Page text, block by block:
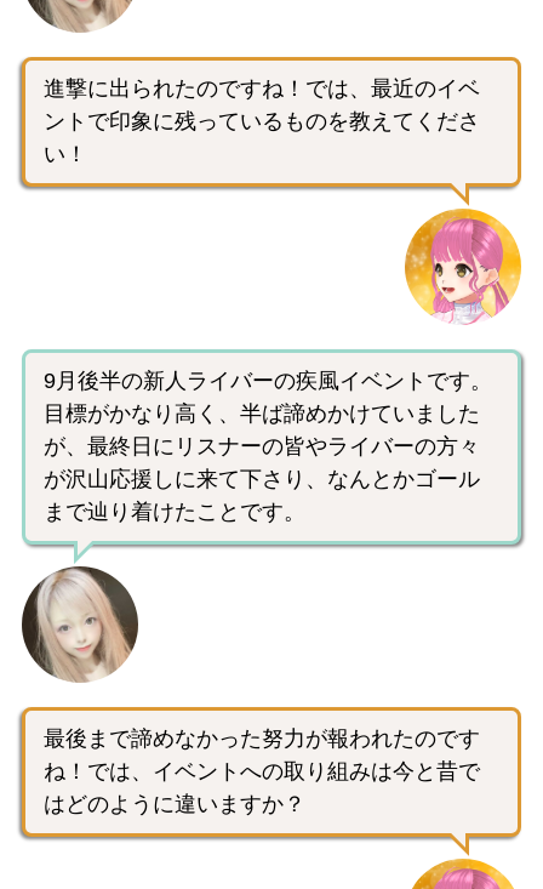
進撃に出られたのですね！では、最近のイベ
ントで印象に残っているものを教えてくださ
い！
9月後半の新人ライバーの疾風イベントです。
目標がかなり高く、半ば諦めかけていました
が、最終日にリスナーの皆やライバーの方々
が沢山応援しに来て下さり、なんとかゴール
まで辿り着けたことです。
最後まで諦めなかった努力が報われたのです
ね！では、イベントへの取り組みは今と昔で
はどのように違いますか？